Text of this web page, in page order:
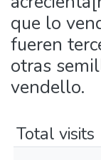
que lo
fueren
otras
vendello.
Total visits